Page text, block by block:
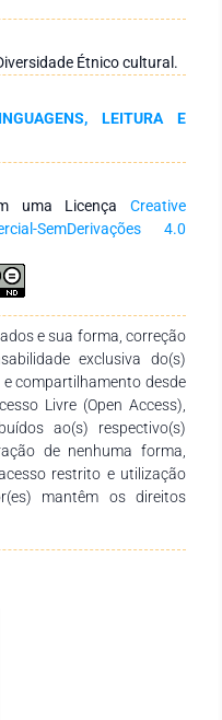
diversas áreas do
Após as aplicações dos
a culminância deste
suas produções por meio
e produções
inserir a valorização da
formação, pois a escola
ao preconceito e a
formulação de atitudes e
cidadania.
Étnico cultural.
LEITURA E
uma Licença Creative
SemDerivações 4.0
e sua forma, correção
exclusiva do(s)
compartilhamento desde
Livre (Open Access),
ao(s) respectivo(s)
de nenhuma forma,
restrito e utilização
mantêm os direitos